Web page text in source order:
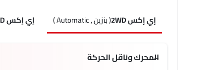
إي إكس 2WD ( بنزين , Automatic ) إي إكس 4WD
المحرك وناقل الحركة